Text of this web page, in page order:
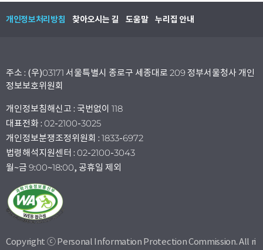
개인정보처리방침 찾아오시는 길 도움말 누리집 안내
주소 : (우)03171 서울특별시 종로구 세종대로 209 정부서울청사 개인
정보보호위원회
개인정보침해신고 : 국번없이 118
대표전화 : 02-2100-3025
개인정보분쟁조정위원회 : 1833-6972
법령해석지원센터 : 02-2100-3043
월~금 9:00~18:00, 공휴일 제외
Copyright ⓒ Personal Information Protection Commission. All ri